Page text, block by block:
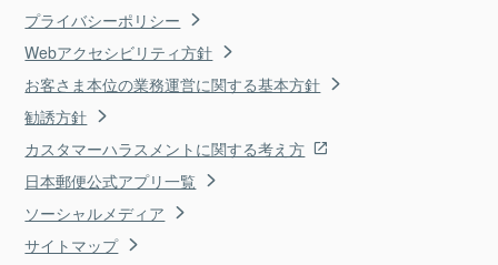
プライバシーポリシー
Webアクセシビリティ方針
お客さま本位の業務運営に関する基本方針
勧誘方針
カスタマーハラスメントに関する考え方
日本郵便公式アプリ一覧
ソーシャルメディア
サイトマップ